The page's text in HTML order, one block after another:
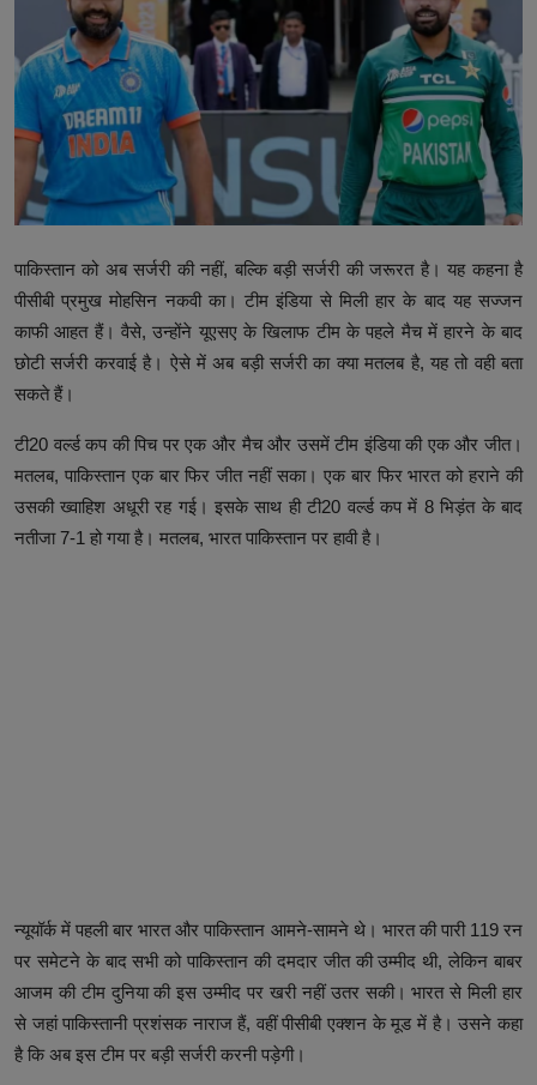
उत्तर प्रदेश
खेल-कूद
मनोरंजन
टेक & शिक्षा
फिटनेश
बिजनेस & नौकरी
पाकिस्तान को अब सर्जरी की नहीं, बल्कि बड़ी सर्जरी की जरूरत है। यह कहना है
पीसीबी प्रमुख मोहसिन नकवी का। टीम इंडिया से मिली हार के बाद यह सज्जन
काफी आहत हैं। वैसे, उन्होंने यूएसए के खिलाफ टीम के पहले मैच में हारने के बाद
छोटी सर्जरी करवाई है। ऐसे में अब बड़ी सर्जरी का क्या मतलब है, यह तो वही बता
सकते हैं।
टी20 वर्ल्ड कप की पिच पर एक और मैच और उसमें टीम इंडिया की एक और जीत।
मतलब, पाकिस्तान एक बार फिर जीत नहीं सका। एक बार फिर भारत को हराने की
उसकी ख्वाहिश अधूरी रह गई। इसके साथ ही टी20 वर्ल्ड कप में 8 भिड़ंत के बाद
नतीजा 7-1 हो गया है। मतलब, भारत पाकिस्तान पर हावी है।
न्यूयॉर्क में पहली बार भारत और पाकिस्तान आमने-सामने थे। भारत की पारी 119 रन
पर समेटने के बाद सभी को पाकिस्तान की दमदार जीत की उम्मीद थी, लेकिन बाबर
आजम की टीम दुनिया की इस उम्मीद पर खरी नहीं उतर सकी। भारत से मिली हार
से जहां पाकिस्तानी प्रशंसक नाराज हैं, वहीं पीसीबी एक्शन के मूड में है। उसने कहा
है कि अब इस टीम पर बड़ी सर्जरी करनी पड़ेगी।